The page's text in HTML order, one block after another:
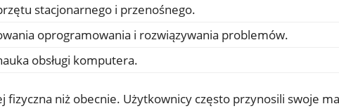
stacjonarnego i przenośnego.
oprogramowania i rozwiązywania problemów.
obsługi komputera.
niż obecnie. Użytkownicy często przynosili swoje